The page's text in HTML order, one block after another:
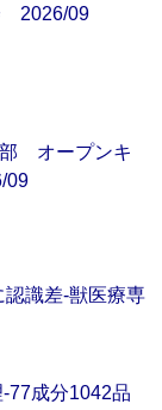
2026/09
オープンキ
09
識差‐獣医療専
成分1042品